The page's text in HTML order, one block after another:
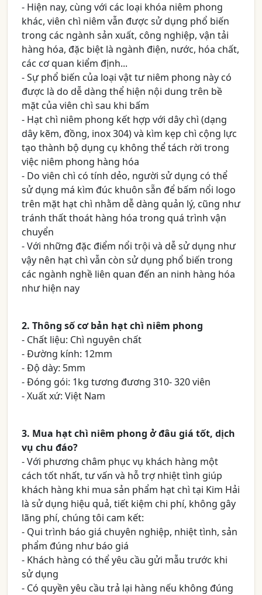
- Hiện nay, cùng với các loại khóa niêm phong
khác, viên chì niêm vẫn được sử dụng phổ biến
trong các ngành sản xuất, công nghiệp, vận tải
hàng hóa, đặc biệt là ngành điện, nước, hóa chất,
các cơ quan kiểm định...
- Sự phổ biến của loại vật tư niêm phong này có
được là do dễ dàng thể hiện nội dung trên bề
mặt của viên chì sau khi bấm
- Hạt chì niêm phong kết hợp với dây chì (dạng
dây kẽm, đồng, inox 304) và kìm kẹp chì cộng lực
tạo thành bộ dụng cụ không thể tách rời trong
việc niêm phong hàng hóa
- Do viên chì có tính dẻo, người sử dụng có thể
sử dụng má kìm đúc khuôn sẵn để bấm nổi logo
trên mặt hạt chì nhằm dễ dàng quản lý, cũng như
tránh thất thoát hàng hóa trong quá trình vận
chuyển
- Với những đặc điểm nổi trội và dễ sử dụng như
vậy nên hạt chì vẫn còn sử dụng phổ biến trong
các ngành nghề liên quan đến an ninh hàng hóa
như hiện nay
2. Thông số cơ bản hạt chì niêm phong
- Chất liệu: Chì nguyên chất
- Đường kính: 12mm
- Độ dày: 5mm
- Đóng gói: 1kg tương đương 310- 320 viên
- Xuất xứ: Việt Nam
3. Mua hạt chì niêm phong ở đâu giá tốt, dịch
vụ chu đáo?
- Với phương châm phục vụ khách hàng một
cách tốt nhất, tư vấn và hỗ trợ nhiệt tình giúp
khách hàng khi mua sản phẩm hạt chì tại Kim Hải
là sử dụng hiệu quả, tiết kiệm chi phí, không gây
lãng phí, chúng tôi cam kết:
- Qui trình báo giá chuyên nghiệp, nhiệt tình, sản
phẩm đúng như báo giá
- Khách hàng có thể yêu cầu gửi mẫu trước khi
sử dụng
- Có quyền yêu cầu trả lại hàng nếu không đúng